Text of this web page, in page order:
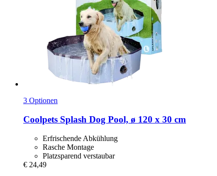
3 Optionen
Coolpets Splash Dog Pool, ø 120 x 30 cm
Erfrischende Abkühlung
Rasche Montage
Platzsparend verstaubar
€ 24,49